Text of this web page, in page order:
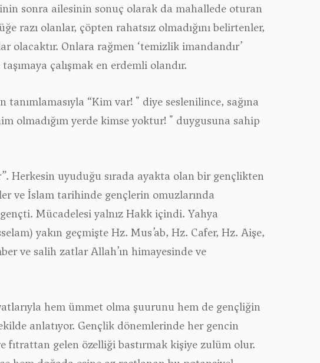
sonra ailesinin sonuç olarak da mahallede oturan
razı olanlar, çöpten rahatsız olmadığını belirtenler,
olacaktır. Onlara rağmen ‘temizlik imandandır’
çalışmak en erdemli olandır.
tanımlamasıyla “Kim var! " diye seslenilince, sağına
olmadığım yerde kimse yoktur! " duygusuna sahip
Herkesin uyuduğu sırada ayakta olan bir gençlikten
ve İslam tarihinde gençlerin omuzlarında
Mücadelesi yalnız Hakk içindi. Yahya
yakın geçmişte Hz. Mus’ab, Hz. Cafer, Hz. Aişe,
ve salih zatlar Allah’ın himayesinde ve
hem ümmet olma şuurunu hem de gençliğin
anlatıyor. Gençlik dönemlerinde her gencin
fıtrattan gelen özelliği bastırmak kişiye zulüm olur.